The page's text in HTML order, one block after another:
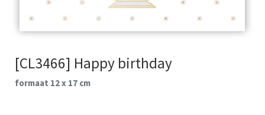
[CL3466] Happy birthday
formaat 12 x 17 cm